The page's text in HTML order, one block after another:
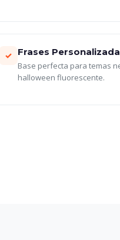
✓ Frases
Base perfecta para temas
halloween fluorescente.